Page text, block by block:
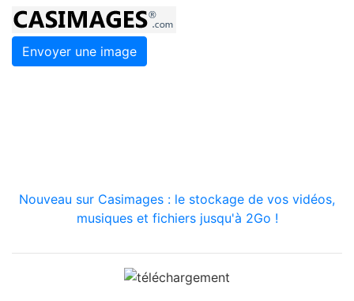
Envoyer une image
Nouveau sur Casimages : le stockage de vos vidéos,
musiques et fichiers jusqu'à 2Go !